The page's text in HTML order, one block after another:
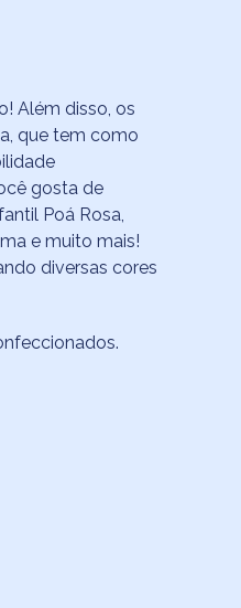
Além disso, os
que tem como
gosta de
Poá Rosa,
e muito mais!
diversas cores